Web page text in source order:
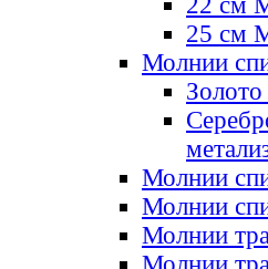
25 см
Молнии
Молнии
Молнии
Молнии